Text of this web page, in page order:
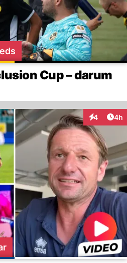
Cup – darum
4 4h